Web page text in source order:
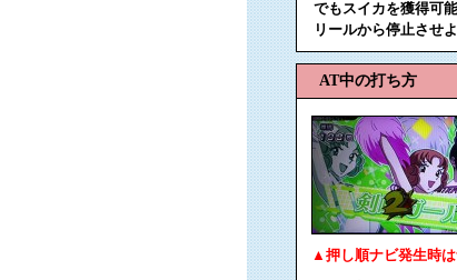
でもスイカを獲得可
リールから停止させよ
AT中の打ち方
▲押し順ナビ発生時